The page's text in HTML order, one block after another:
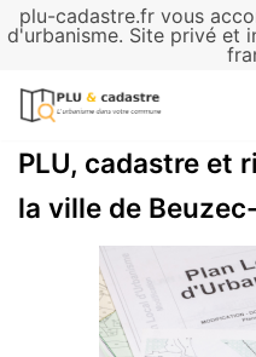
plu-cadastre.fr vous
d'urbanisme. Site privé et
Aller
contenu
PLU, cadastre et
la ville de